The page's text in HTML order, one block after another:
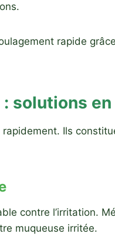
rapide
solutions
Ils
contre l’irritation.
muqueuse irritée.